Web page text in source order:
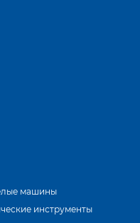
машины
инструменты